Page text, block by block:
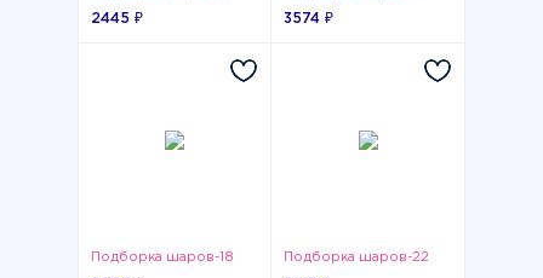
2445 ₽ 3574 ₽
Подборка шаров-18 Подборка шаров-22